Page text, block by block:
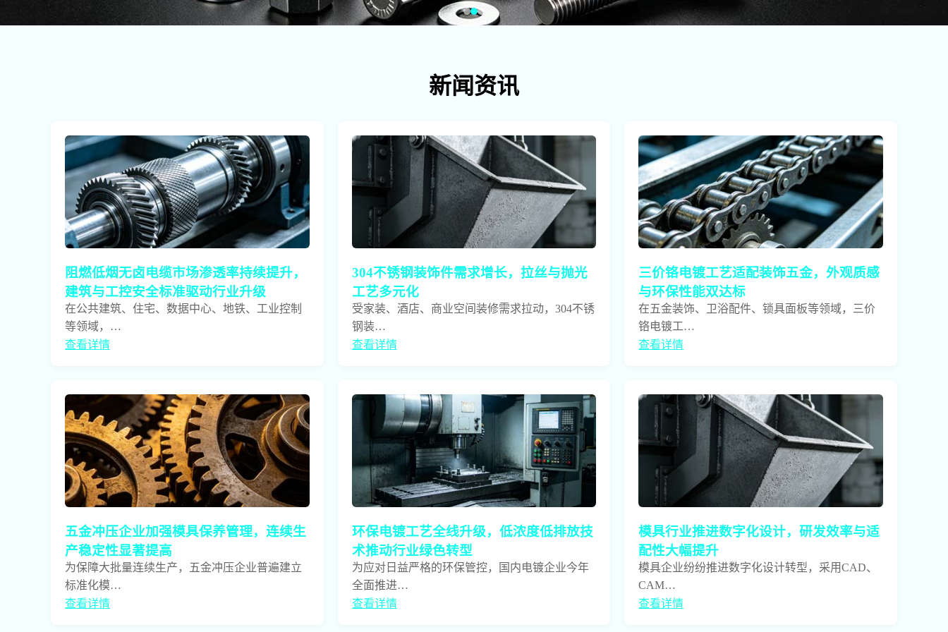
新闻资讯
阻燃低烟无卤电缆市场渗透率持续提升，
建筑与工控安全标准驱动行业升级
在公共建筑、住宅、数据中心、地铁、工业控制
等领域，…
查看详情
304不锈钢装饰件需求增长，拉丝与抛光
工艺多元化
受家装、酒店、商业空间装修需求拉动，304不锈
钢装…
查看详情
三价铬电镀工艺适配装饰五金，外观质感
与环保性能双达标
在五金装饰、卫浴配件、锁具面板等领域，三价
铬电镀工…
查看详情
五金冲压企业加强模具保养管理，连续生
产稳定性显著提高
为保障大批量连续生产，五金冲压企业普遍建立
标准化模…
查看详情
环保电镀工艺全线升级，低浓度低排放技
术推动行业绿色转型
为应对日益严格的环保管控，国内电镀企业今年
全面推进…
查看详情
模具行业推进数字化设计，研发效率与适
配性大幅提升
模具企业纷纷推进数字化设计转型，采用CAD、
CAM…
查看详情